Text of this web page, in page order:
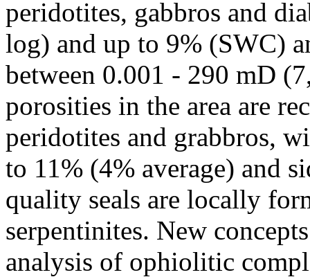
peridotites, gabbros and
log) and up to 9% (SWC)
between 0.001 - 290 mD
porosities in the area are
peridotites and grabbros,
to 11% (4% average) and
quality seals are locally
serpentinites. New
analysis of ophiolitic